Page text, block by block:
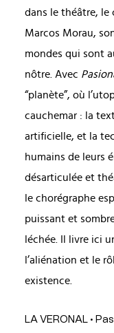
dans le théâtre, le
Marcos Morau,
mondes qui sont
nôtre. Avec
“planète”, où
cauchemar : la
artificielle, et la
humains de leurs
désarticulée et
le chorégraphe
puissant et
léchée. Il livre ici
l’aliénation et le
existence.
LA VERONAL •